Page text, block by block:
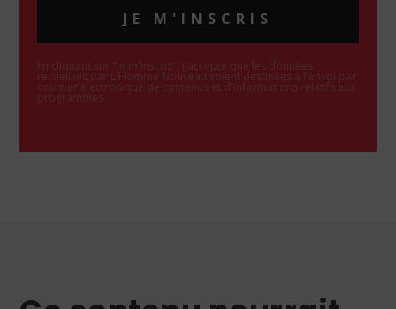
JE M'INSCRIS
En cliquant sur "Je m'inscris", j'accepte que les données
recueillies par L'Homme Nouveau soient destinées à l'envoi par
courrier électronique de contenus et d'informations relatifs aux
programmes.